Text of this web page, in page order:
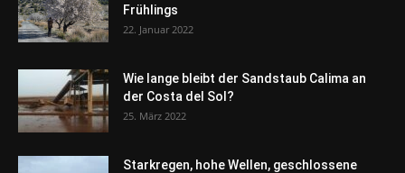
Frühlings
22. Januar 2022
Wie lange bleibt der Sandstaub Calima an
der Costa del Sol?
25. März 2022
Starkregen, hohe Wellen, geschlossene